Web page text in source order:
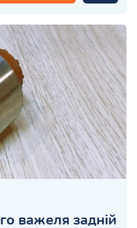
важеля задній